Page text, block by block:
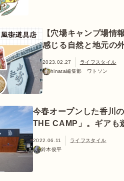
【穴場キャンプ場情
感じる自然と地元の
2023.02.27
ライフスタイル
hinata編集部 ワトソン
今春オープンした香川
THE CAMP」。ギアも
2022.06.11
ライフスタイル
鈴木俊平